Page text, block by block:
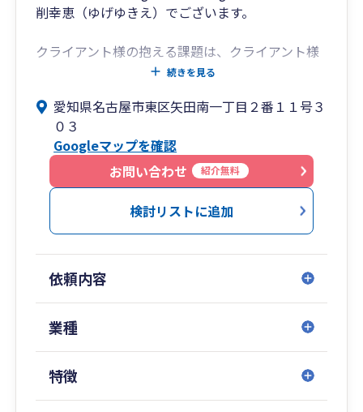
削幸恵（ゆげゆきえ）でございます。
クライアント様の抱える課題は、クライアント様
の数だけあります。
要です。
課題解決のため、時代の変化に対応するため、ク
ライアント様と共に悩み、より良い方法を考える
ことが私の使命と考えています。
クライアント様のお役に立てるよう揺るがぬ信念
に基づいて、日々精進しております。
税務会計だけでなく、心配事やお困りごとはなん
でもお話しください。
対面・オンラインのどちらも対応可能です。
相続税・贈与税申告、相続税額試算も承ります。
続きを見る
愛知県名古屋市東区矢田南一丁目２番１１号３
０３
Googleマップを確認
お問い合わせ
紹介無料
検討リストに追加
依頼内容
業種
特徴